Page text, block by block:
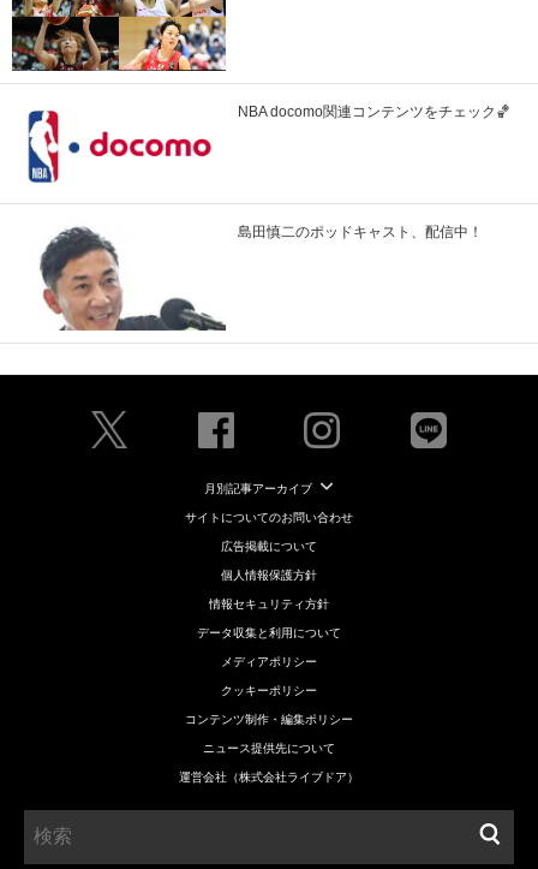
NBA docomo関連コンテンツをチェック🏀
島田慎二のポッドキャスト、配信中！
月別記事アーカイブ
サイトについてのお問い合わせ
広告掲載について
個人情報保護方針
情報セキュリティ方針
データ収集と利用について
メディアポリシー
クッキーポリシー
コンテンツ制作・編集ポリシー
ニュース提供先について
運営会社（株式会社ライブドア）